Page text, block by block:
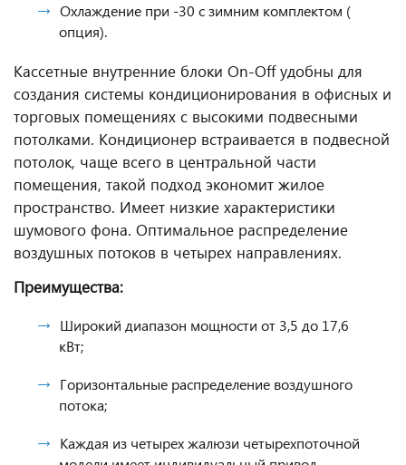
Охлаждение при -30 с зимним комплектом (
опция).
Кассетные внутренние блоки On-Off удобны для
создания системы кондиционирования в офисных и
торговых помещениях с высокими подвесными
потолками. Кондиционер встраивается в подвесной
потолок, чаще всего в центральной части
помещения, такой подход экономит жилое
пространство. Имеет низкие характеристики
шумового фона. Оптимальное распределение
воздушных потоков в четырех направлениях.
Преимущества:
Широкий диапазон мощности от 3,5 до 17,6
кВт;
Горизонтальные распределение воздушного
потока;
Каждая из четырех жалюзи четырехпоточной